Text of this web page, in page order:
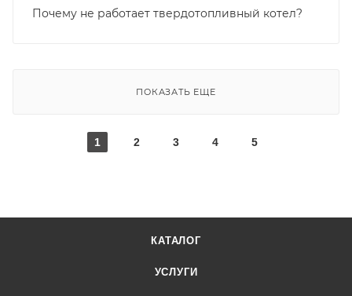
Почему не работает твердотопливный котел?
ПОКАЗАТЬ ЕЩЕ
1 2 3 4 5
КАТАЛОГ
УСЛУГИ